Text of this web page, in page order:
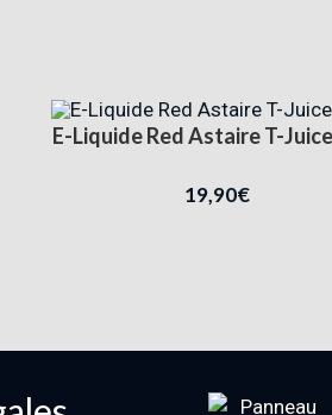
E-Liquide Red Astaire T-
19,90€